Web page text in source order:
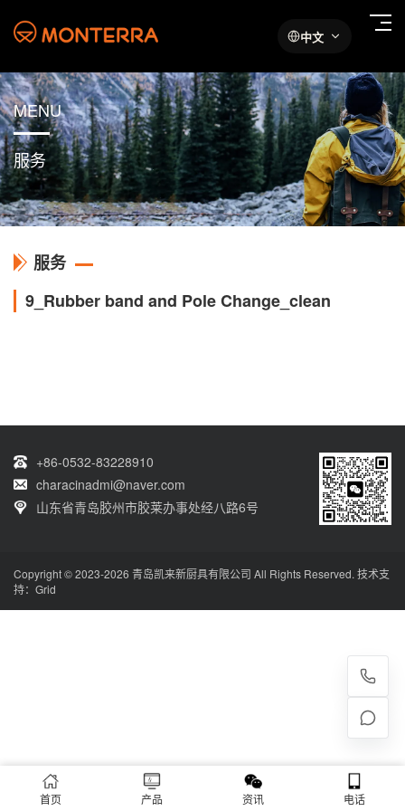
中文
MENU
服务
服务
9_Rubber band and Pole Change_clean
+86-0532-83228910
characinadmi@naver.com
山东省青岛胶州市胶莱办事处经八路6号
Copyright © 2023-2026 青岛凯来新厨具有限公司 All Rights Reserved. 技术支
持： Grid
首页 产品 资讯 电话